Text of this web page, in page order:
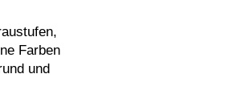
Farben
und